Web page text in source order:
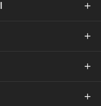



